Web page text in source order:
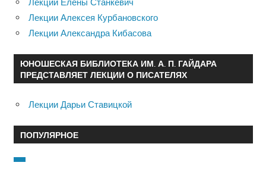
Лекции Алексея Курбановского
Лекции Александра Кибасова
ЮНОШЕСКАЯ БИБЛИОТЕКА ИМ. А. П. ГАЙДАРА
ПРЕДСТАВЛЯЕТ ЛЕКЦИИ О ПИСАТЕЛЯХ
Лекции Дарьи Ставицкой
ПОПУЛЯРНОЕ